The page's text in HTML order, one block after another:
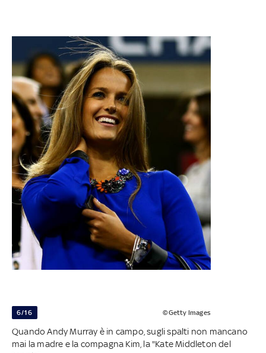
6/16 ©Getty Images
Quando Andy Murray è in campo, sugli spalti non mancano
mai la madre e la compagna Kim, la "Kate Middleton del